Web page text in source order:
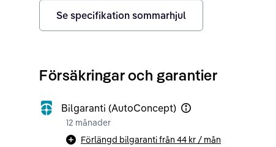
Se specifikation sommarhjul
Försäkringar och garantier
Bilgaranti (AutoConcept)
12 månader
Förlängd bilgaranti från 44 kr / mån